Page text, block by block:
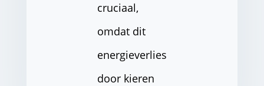
cruciaal,
omdat dit
energieverlies
door kieren